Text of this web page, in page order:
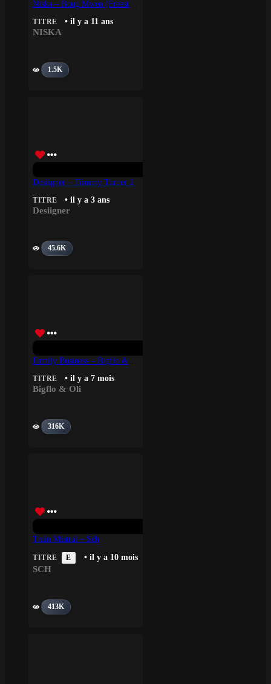
TITRE • il y a 11 ans
NISKA
1.5K
Desiigner – Tiimmy Turner 2
TITRE • il y a 3 ans
Desiigner
45.6K
TITRE • il y a 7 mois
Bigflo & Oli
316K
Train Mistral – Sch
TITRE E • il y a 10 mois
SCH
413K